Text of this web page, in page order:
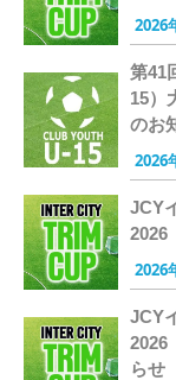
2026
第41
15）
のお
2026
JCY
2026
2026
JCY
2026
らせ